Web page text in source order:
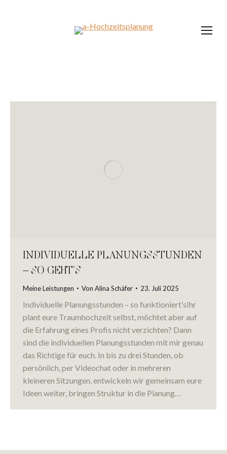
INDIVIDUELLE PLANUNGSSTUNDEN
– SO GEHT’S
Meine Leistungen Von Alina Schäfer 23. Juli 2025
Individuelle Planungsstunden – so funktioniert’sIhr
plant eure Traumhochzeit selbst, möchtet aber auf
die Erfahrung eines Profis nicht verzichten? Dann
sind die individuellen Planungsstunden mit mir genau
das Richtige für euch. In bis zu drei Stunden, ob
persönlich, per Videochat oder in mehreren
kleineren Sitzungen, entwickeln wir gemeinsam eure
Ideen weiter, bringen Struktur in die Planung…